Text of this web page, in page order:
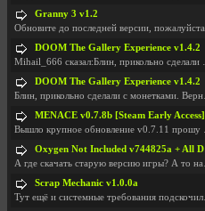
Granny 3 v1.2
Обновите до последней версии, пожалуйста
DOOM The Gallery Experience v1.4.2
Mihail_666 сказал:Блин, прикольно сделали с монетк
DOOM The Gallery Experience v1.4.2
Блин, прикольно сделали с монетками. Вернулся в св
MENACE v0.7.8b [Steam Early Access]
Вышло крупное обновление v0.7.11 прошу обновить
Oxygen Not Included v744825a + All DLC
А где скачать старую версию игры? А то на новой но
Scrap Mechanic v1.0.0a
Тут ещё и системные требования подскочили. Если не